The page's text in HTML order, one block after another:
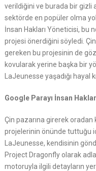
verildiğini ve burada bir gizli
sektörde en popüler olma
İnsan Hakları Yöneticisi, bu
projesi önerdiğini söyledi.
gereken bu projesinin de
kovularak yerine başka bir
LaJeunesse yaşadığı hayal
Google Parayı İnsan
Çin pazarına girerek oradan
projelerinin önünde tuttuğu
LaJeunesse, kendisinin
Project Dragonfly olarak
motoruyla ilgili detayların